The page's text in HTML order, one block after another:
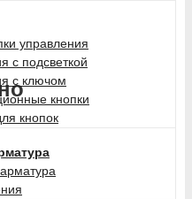
управления
с подсветкой
с ключом
кнопки
кнопок